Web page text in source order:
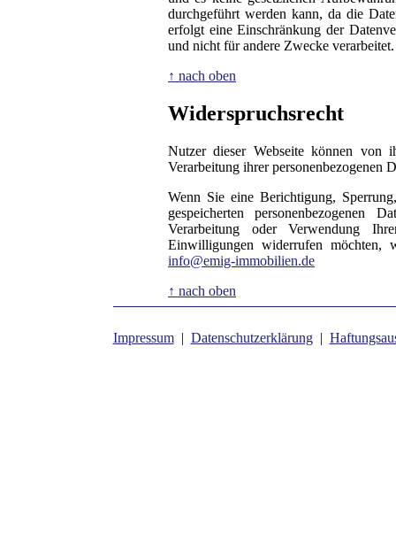
durchgeführt werden kann, da die
erfolgt eine Einschränkung der
und nicht für andere Zwecke verarbeitet.
↑ nach oben
Widerspruchsrecht
Nutzer dieser Webseite können von
Verarbeitung ihrer personenbezogenen
Wenn Sie eine Berichtigung,
gespeicherten personenbezogenen
Verarbeitung oder Verwendung
Einwilligungen widerrufen möchten,
info@emig-immobilien.de
↑ nach oben
Impressum| Datenschutzerklärung|